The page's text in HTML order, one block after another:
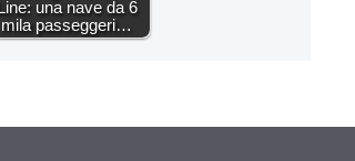
Line: una nave da 6
mila passeggeri…